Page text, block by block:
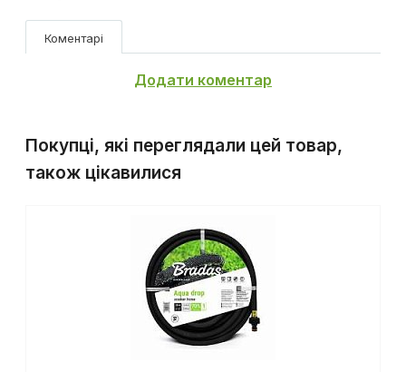
Коментарі
Додати коментар
Покупці, які переглядали цей товар,
також цікавилися